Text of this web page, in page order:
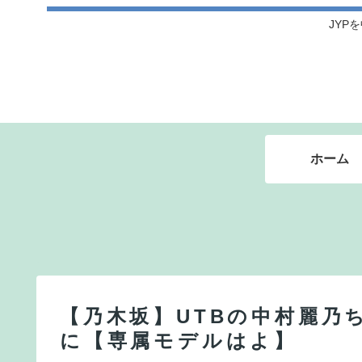
JYP
ホーム
【乃木坂】UTBの中村麗
に【専属モデルはよ】